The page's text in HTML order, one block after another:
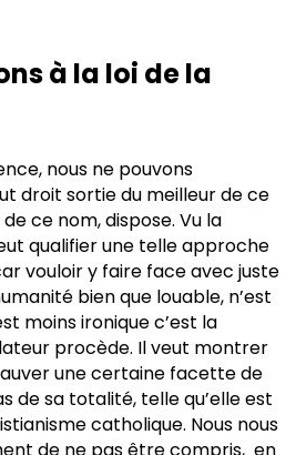
à la loi de la
nous ne pouvons
droit sortie du meilleur de ce
ce nom, dispose. Vu la
qualifier une telle approche
vouloir y faire face avec juste
bien que louable, n’est
moins ironique c’est la
procède. Il veut montrer
une certaine facette de
de sa totalité, telle qu’elle est
catholique. Nous nous
de ne pas être compris, en